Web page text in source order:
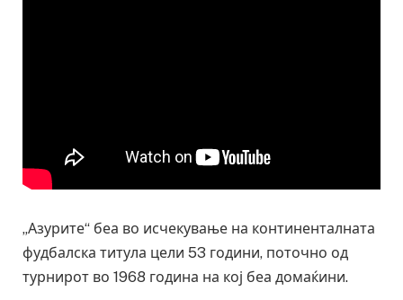
„Азурите“ беа во исчекување на континенталната
фудбалска титула цели 53 години, поточно од
турнирот во 1968 година на кој беа домаќини.